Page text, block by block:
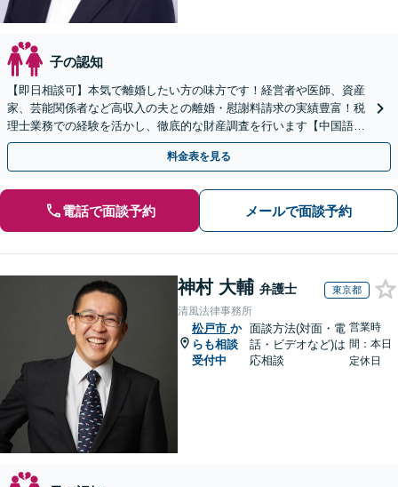
子の認知
【即日相談可】本気で離婚したい方の味方です！経営者や医師、資産
家、芸能関係者など高収入の夫との離婚・慰謝料請求の実績豊富！税
理士業務での経験を活かし、徹底的な財産調査を行います【中国語対
応可】
料金表を見る
電話で面談予約 メールで面談予約
神村 大輔 弁護士 東京都
清風法律事務所
松戸市 か
らも相談
受付中
面談方法(対面・電
話・ビデオなど)は
応相談
営業時
間：本日
定休日